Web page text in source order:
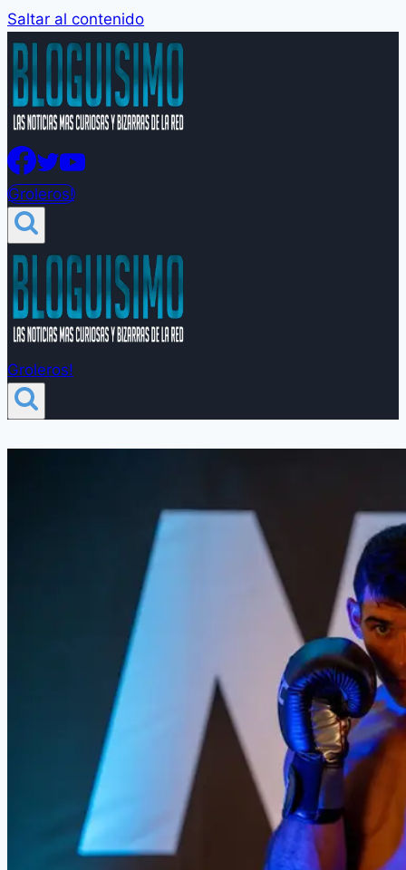
Saltar al contenido
Groleros!
Groleros!